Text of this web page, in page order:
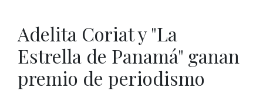
Adelita Coriat y "La
Estrella de Panamá" ganan
premio de periodismo